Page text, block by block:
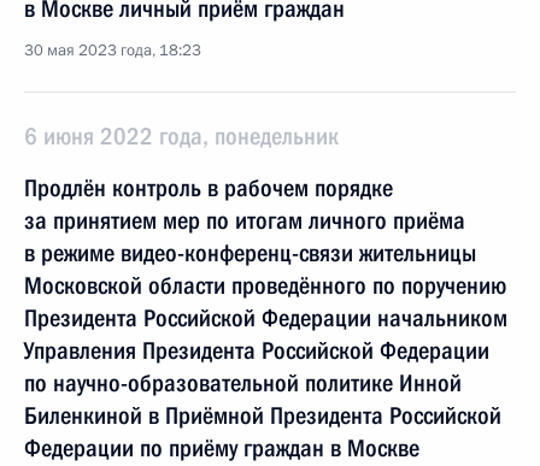
в Москве личный приём граждан
30 мая 2023 года, 18:23
6 июня 2022 года, понедельник
Продлён контроль в рабочем порядке
за принятием мер по итогам личного приёма
в режиме видео-конференц-связи жительницы
Московской области проведённого по поручению
Президента Российской Федерации начальником
Управления Президента Российской Федерации
по научно-образовательной политике Инной
Биленкиной в Приёмной Президента Российской
Федерации по приёму граждан в Москве